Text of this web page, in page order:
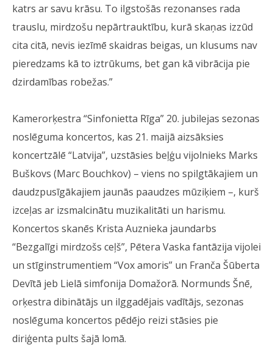
katrs ar savu krāsu. To ilgstošās rezonanses rada
trauslu, mirdzošu nepārtrauktību, kurā skaņas izzūd
cita citā, nevis iezīmē skaidras beigas, un klusums nav
pieredzams kā to iztrūkums, bet gan kā vibrācija pie
dzirdamības robežas.”
Kamerorķestra “Sinfonietta Rīga” 20. jubilejas sezonas
noslēguma koncertos, kas 21. maijā aizsāksies
koncertzālē “Latvija”, uzstāsies beļģu vijolnieks Marks
Buškovs (Marc Bouchkov) – viens no spilgtākajiem un
daudzpusīgākajiem jaunās paaudzes mūziķiem –, kurš
izceļas ar izsmalcinātu muzikalitāti un harismu.
Koncertos skanēs Krista Auznieka jaundarbs
“Bezgalīgi mirdzošs ceļš”, Pētera Vaska fantāzija vijolei
un stīginstrumentiem “Vox amoris” un Franča Šūberta
Devītā jeb Lielā simfonija Domažorā. Normunds Šnē,
orķestra dibinātājs un ilggadējais vadītājs, sezonas
noslēguma koncertos pēdējo reizi stāsies pie
diriģenta pults šajā lomā.